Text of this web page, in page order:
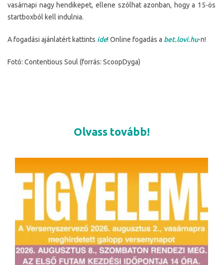
vasárnapi nagy hendikepet, ellene szólhat azonban, hogy a 15-ös
startboxból kell indulnia.
A fogadási ajánlatért kattints ide! Online fogadás a bet.lovi.hu-n!
Fotó: Contentious Soul (forrás: ScoopDyga)
Olvass tovább!